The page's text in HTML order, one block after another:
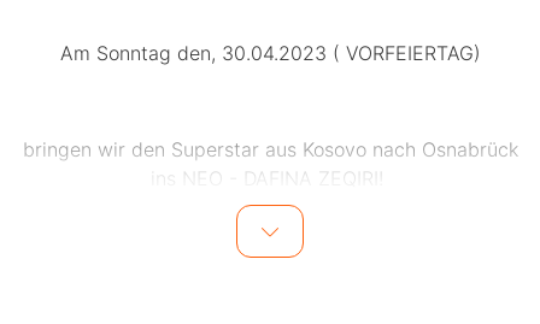
Am Sonntag den, 30.04.2023 ( VORFEIERTAG)
bringen wir den Superstar aus Kosovo nach Osnabrück
ins NEO - DAFINA ZEQIRI!
Sie gilt als die albanische Pop-Queen die mit